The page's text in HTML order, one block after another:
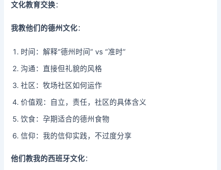
文化教育交换：
我教他们的德州文化：
时间：解释“德州时间” vs “准时”
沟通：直接但礼貌的风格
社区：牧场社区如何运作
价值观：自立，责任，社区的具体含义
饮食：孕期适合的德州食物
信仰：我的信仰实践，不过度分享
他们教我的西班牙文化：